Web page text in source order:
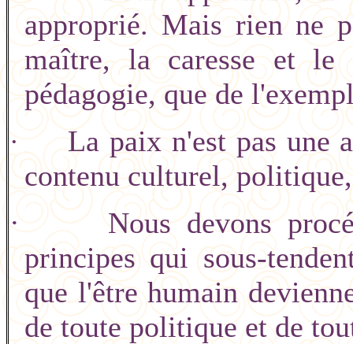
approprié. Mais rien ne
maître, la caresse et le
pédagogie, que de
·
La paix n'est pas une
contenu culturel,
·
Nous devons
principes qui sous-
que l'être humain
de toute politique et de